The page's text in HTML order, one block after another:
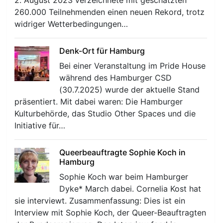
260.000 Teilnehmenden einen neuen Rekord, trotz
widriger Wetterbedingungen…
Denk-Ort für Hamburg
Bei einer Veranstaltung im Pride House
während des Hamburger CSD
(30.7.2025) wurde der aktuelle Stand
präsentiert. Mit dabei waren: Die Hamburger
Kulturbehörde, das Studio Other Spaces und die
Initiative für…
Queerbeauftragte Sophie Koch in
Hamburg
Sophie Koch war beim Hamburger
Dyke* March dabei. Cornelia Kost hat
sie interviewt. Zusammenfassung: Dies ist ein
Interview mit Sophie Koch, der Queer-Beauftragten